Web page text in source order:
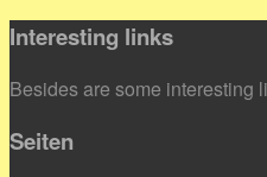
Interesting links
Besides are some interesting
Seiten